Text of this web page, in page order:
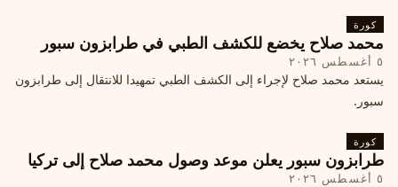
كورة
محمد صلاح يخضع للكشف الطبي في طرابزون سبور
٥ أغسطس ٢٠٢٦
يستعد محمد صلاح لإجراء إلى الكشف الطبي تمهيدا للانتقال إلى طرابزون
سبور.
كورة
طرابزون سبور يعلن موعد وصول محمد صلاح إلى تركيا
٥ أغسطس ٢٠٢٦